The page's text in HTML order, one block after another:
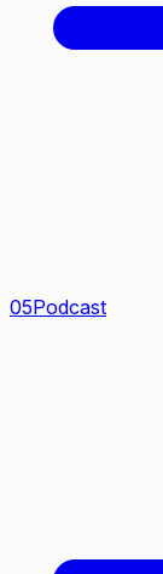
05Podcast